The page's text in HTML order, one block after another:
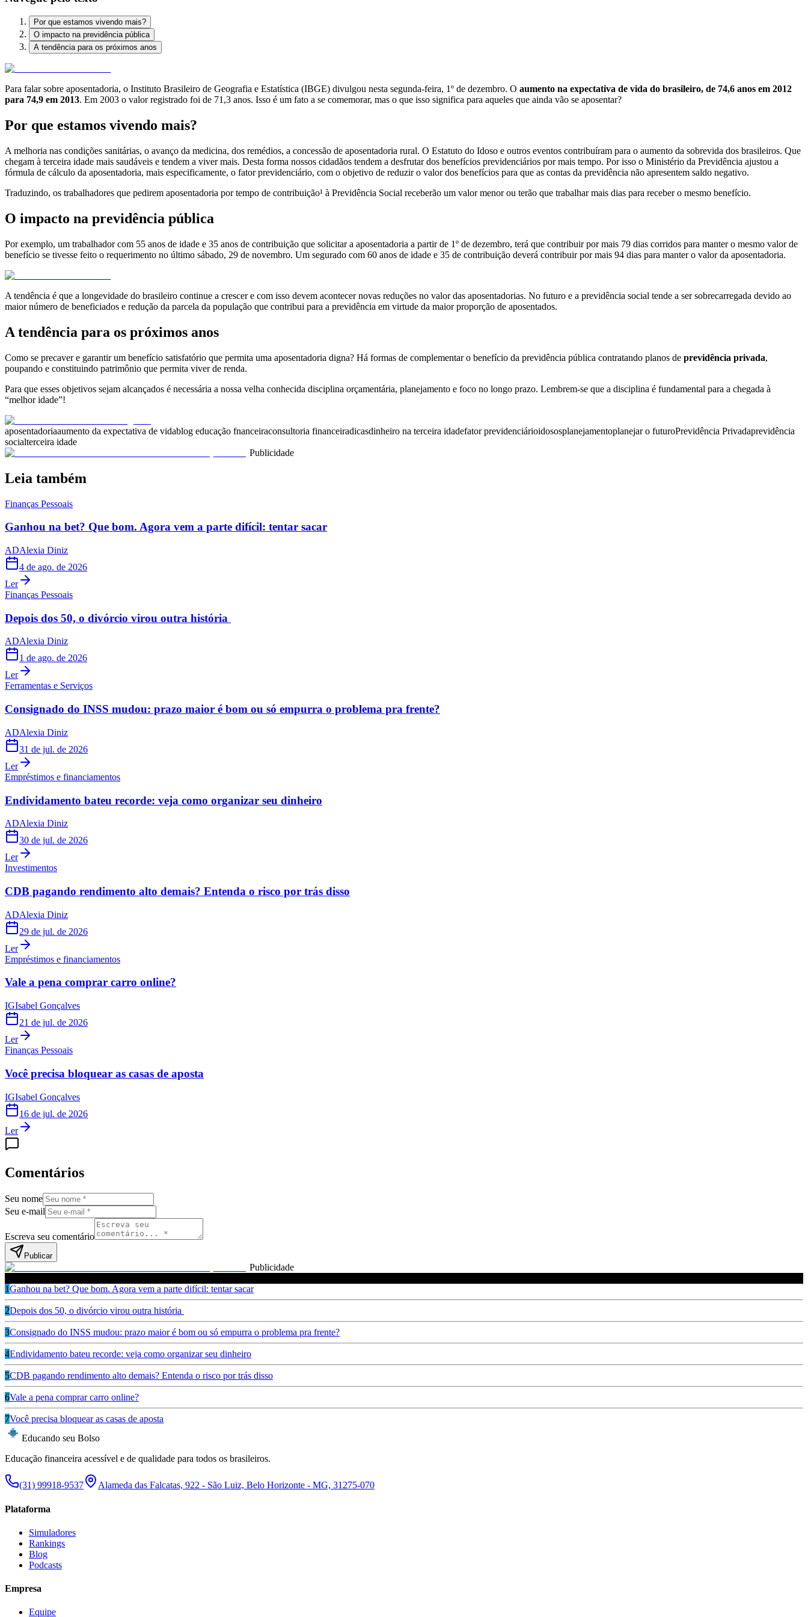
Por que estamos vivendo mais?
O impacto na previdência pública
A tendência para os próximos anos
Para falar sobre aposentadoria, o Instituto Brasileiro de Geografia e Estatística (IBGE) divulgou nesta segunda-feira, 1º de dezembro. O aumento na expectativa de vida do brasileiro, de 74,6 anos em 2012
para 74,9 em 2013. Em 2003 o valor registrado foi de 71,3 anos. Isso é um fato a se comemorar, mas o que isso significa para aqueles que ainda vão se aposentar?
Por que estamos vivendo mais?
A melhoria nas condições sanitárias, o avanço da medicina, dos remédios, a concessão de aposentadoria rural. O Estatuto do Idoso e outros eventos contribuíram para o aumento da sobrevida dos brasileiros. Que
chegam à terceira idade mais saudáveis e tendem a viver mais. Desta forma nossos cidadãos tendem a desfrutar dos benefícios previdenciários por mais tempo. Por isso o Ministério da Previdência ajustou a
fórmula de cálculo da aposentadoria, mais especificamente, o fator previdenciário, com o objetivo de reduzir o valor dos benefícios para que as contas da previdência não apresentem saldo negativo.
Traduzindo, os trabalhadores que pedirem aposentadoria por tempo de contribuição¹ à Previdência Social receberão um valor menor ou terão que trabalhar mais dias para receber o mesmo benefício.
O impacto na previdência pública
Por exemplo, um trabalhador com 55 anos de idade e 35 anos de contribuição que solicitar a aposentadoria a partir de 1º de dezembro, terá que contribuir por mais 79 dias corridos para manter o mesmo valor de
benefício se tivesse feito o requerimento no último sábado, 29 de novembro. Um segurado com 60 anos de idade e 35 de contribuição deverá contribuir por mais 94 dias para manter o valor da aposentadoria.
A tendência é que a longevidade do brasileiro continue a crescer e com isso devem acontecer novas reduções no valor das aposentadorias. No futuro e a previdência social tende a ser sobrecarregada devido ao
maior número de beneficiados e redução da parcela da população que contribui para a previdência em virtude da maior proporção de aposentados.
A tendência para os próximos anos
Como se precaver e garantir um benefício satisfatório que permita uma aposentadoria digna? Há formas de complementar o benefício da previdência pública contratando planos de previdência privada,
poupando e constituindo patrimônio que permita viver de renda.
Para que esses objetivos sejam alcançados é necessária a nossa velha conhecida disciplina orçamentária, planejamento e foco no longo prazo. Lembrem-se que a disciplina é fundamental para a chegada à
“melhor idade”!
aposentadoriaaumento da expectativa de vidablog educação fnanceiraconsultoria financeiradicasdinheiro na terceira idadefator previdenciárioidososplanejamentoplanejar o futuroPrevidência Privadaprevidência
socialterceira idade
Publicidade
Leia também
Finanças Pessoais
Ganhou na bet? Que bom. Agora vem a parte difícil: tentar sacar
ADAlexia Diniz
4 de ago. de 2026
Ler
Finanças Pessoais
Depois dos 50, o divórcio virou outra história
ADAlexia Diniz
1 de ago. de 2026
Ler
Ferramentas e Serviços
Consignado do INSS mudou: prazo maior é bom ou só empurra o problema pra frente?
ADAlexia Diniz
31 de jul. de 2026
Ler
Empréstimos e financiamentos
Endividamento bateu recorde: veja como organizar seu dinheiro
ADAlexia Diniz
30 de jul. de 2026
Ler
Investimentos
CDB pagando rendimento alto demais? Entenda o risco por trás disso
ADAlexia Diniz
29 de jul. de 2026
Ler
Empréstimos e financiamentos
Vale a pena comprar carro online?
IGIsabel Gonçalves
21 de jul. de 2026
Ler
Finanças Pessoais
Você precisa bloquear as casas de aposta
IGIsabel Gonçalves
16 de jul. de 2026
Ler
Comentários
Seu nome
Seu e-mail
Escreva seu comentário
Publicar
Publicidade
1Ganhou na bet? Que bom. Agora vem a parte difícil: tentar sacar
2Depois dos 50, o divórcio virou outra história
3Consignado do INSS mudou: prazo maior é bom ou só empurra o problema pra frente?
4Endividamento bateu recorde: veja como organizar seu dinheiro
5CDB pagando rendimento alto demais? Entenda o risco por trás disso
6Vale a pena comprar carro online?
7Você precisa bloquear as casas de aposta
Educando seu Bolso
Educação financeira acessível e de qualidade para todos os brasileiros.
(31) 99918-9537 Alameda das Falcatas, 922 - São Luiz, Belo Horizonte - MG, 31275-070
Plataforma
Simuladores
Rankings
Blog
Podcasts
Empresa
Equipe